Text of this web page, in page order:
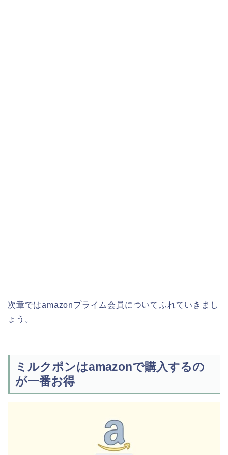
次章ではamazonプライム会員についてふれていきまし
ょう。
ミルクポンはamazonで購入するの
が一番お得